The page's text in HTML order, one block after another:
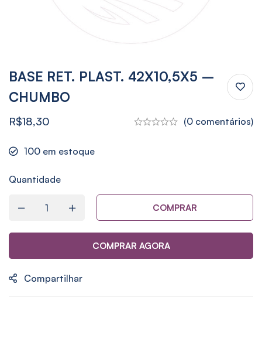
BASE RET. PLAST. 42X10,5X5 –
CHUMBO
R$18,30 (0 comentários)
100 em estoque
Quantidade
COMPRAR
COMPRAR AGORA
Compartilhar